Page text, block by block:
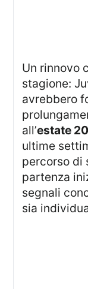
Un rinnovo che cambia il quadro della
stagione:
avrebbero
all’estate
ultime
percorso di
partenza
segnali
sia